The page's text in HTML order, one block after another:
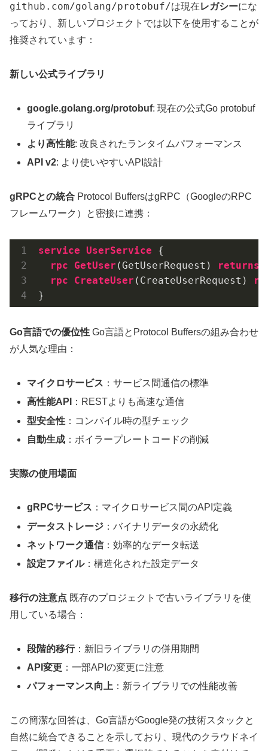
github.com/golang/protobuf/は現在レガシーにな
っており、新しいプロジェクトでは以下を使用することが
推奨されています：
新しい公式ライブラリ
google.golang.org/protobuf: 現在の公式Go protobuf
ライブラリ
より高性能: 改良されたランタイムパフォーマンス
API v2: より使いやすいAPI設計
gRPCとの統合 Protocol BuffersはgRPC（GoogleのRPC
フレームワーク）と密接に連携：
service UserService {
rpc
GetUser (GetUserRequest) returns
rpc
CreateUser (CreateUserRequest)
Go言語での優位性 Go言語とProtocol Buffersの組み合わせ
が人気な理由：
マイクロサービス ：サービス間通信の標準
高性能API
：RESTよりも高速な通信
型安全性 ：コンパイル時の型チェック
自動生成 ：ボイラープレートコードの削減
実際の使用場面
gRPCサービス ：マイクロサービス間のAPI定義
データストレージ ：バイナリデータの永続化
ネットワーク通信：効率的なデータ転送
設定ファイル：構造化された設定データ
移行の注意点 既存のプロジェクトで古いライブラリを使
用している場合：
段階的移行：新旧ライブラリの併用期間
API変更 ：一部APIの変更に注意
パフォーマンス向上 ：新ライブラリでの性能改善
この簡潔な回答は、Go言語がGoogle発の技術スタックと
自然に統合できることを示しており、現代のクラウドネイ